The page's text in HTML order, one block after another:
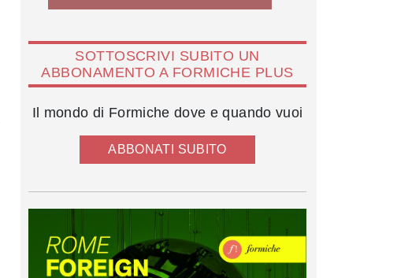
SOTTOSCRIVI SUBITO UN
ABBONAMENTO A FORMICHE PLUS
Il mondo di Formiche dove e quando vuoi
ABBONATI SUBITO